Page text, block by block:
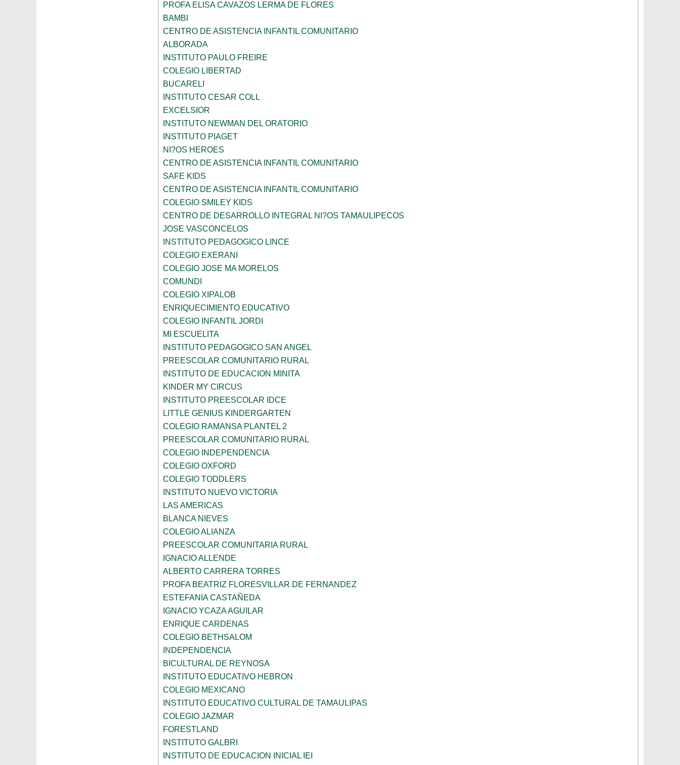
PROFA ELISA CAVAZOS LERMA DE FLORES
BAMBI
CENTRO DE ASISTENCIA INFANTIL COMUNITARIO
ALBORADA
INSTITUTO PAULO FREIRE
COLEGIO LIBERTAD
BUCARELI
INSTITUTO CESAR COLL
EXCELSIOR
INSTITUTO NEWMAN DEL ORATORIO
INSTITUTO PIAGET
NI?OS HEROES
CENTRO DE ASISTENCIA INFANTIL COMUNITARIO
SAFE KIDS
CENTRO DE ASISTENCIA INFANTIL COMUNITARIO
COLEGIO SMILEY KIDS
CENTRO DE DESARROLLO INTEGRAL NI?OS TAMAULIPECOS
JOSE VASCONCELOS
INSTITUTO PEDAGOGICO LINCE
COLEGIO EXERANI
COLEGIO JOSE MA MORELOS
COMUNDI
COLEGIO XIPALOB
ENRIQUECIMIENTO EDUCATIVO
COLEGIO INFANTIL JORDI
MI ESCUELITA
INSTITUTO PEDAGOGICO SAN ANGEL
PREESCOLAR COMUNITARIO RURAL
INSTITUTO DE EDUCACION MINITA
KINDER MY CIRCUS
INSTITUTO PREESCOLAR IDCE
LITTLE GENIUS KINDERGARTEN
COLEGIO RAMANSA PLANTEL 2
PREESCOLAR COMUNITARIO RURAL
COLEGIO INDEPENDENCIA
COLEGIO OXFORD
COLEGIO TODDLERS
INSTITUTO NUEVO VICTORIA
LAS AMERICAS
BLANCA NIEVES
COLEGIO ALIANZA
PREESCOLAR COMUNITARIA RURAL
IGNACIO ALLENDE
ALBERTO CARRERA TORRES
PROFA BEATRIZ FLORESVILLAR DE FERNANDEZ
ESTEFANIA CASTAÑEDA
IGNACIO YCAZA AGUILAR
ENRIQUE CARDENAS
COLEGIO BETHSALOM
INDEPENDENCIA
BICULTURAL DE REYNOSA
INSTITUTO EDUCATIVO HEBRON
COLEGIO MEXICANO
INSTITUTO EDUCATIVO CULTURAL DE TAMAULIPAS
COLEGIO JAZMAR
FORESTLAND
INSTITUTO GALBRI
INSTITUTO DE EDUCACION INICIAL IEI